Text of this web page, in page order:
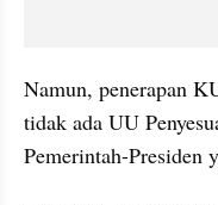
Namun, penerapan
tidak ada UU
Pemerintah-Presiden